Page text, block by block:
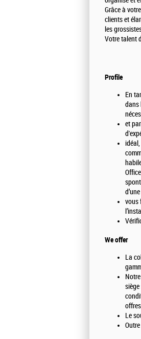
Grâce à
clients et
les
Votre talent
Profile
En
dans
et
vous
We offer
La
Le